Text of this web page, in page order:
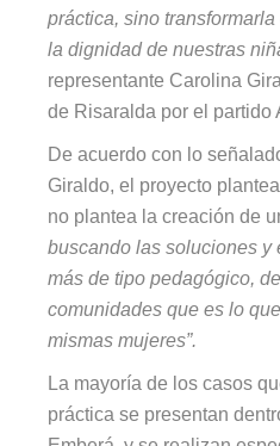
práctica, sino
la dignidad de nuestras
representante Carolina
de Risaralda por el partido
De acuerdo con lo
Giraldo, el proyecto
no plantea la creación de
buscando las soluciones y
más de tipo pedagógico,
comunidades que es lo
mismas mujeres”.
La mayoría de los casos
práctica se presentan